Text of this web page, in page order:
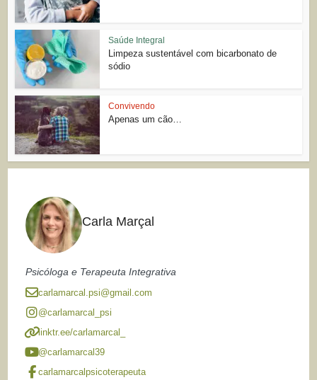
Saúde Integral
Limpeza sustentável com bicarbonato de
sódio
Convivendo
Apenas um cão…
Carla Marçal
Psicóloga e Terapeuta Integrativa
carlamarcal.psi@gmail.com
@carlamarcal_psi
linktr.ee/carlamarcal_
@carlamarcal39
carlamarcalpsicoterapeuta